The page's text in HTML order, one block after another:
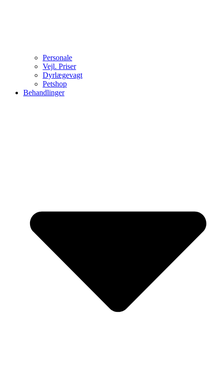
Personale
Vejl. Priser
Dyrlægevagt
Petshop
Behandlinger